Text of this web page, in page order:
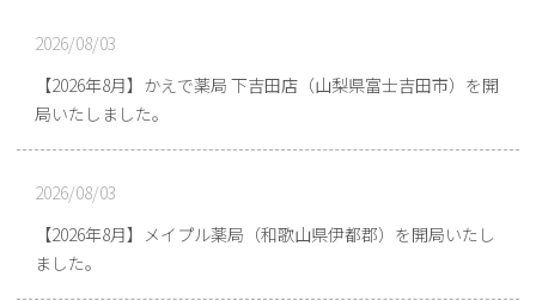
2026/08/03
【2026年8月】かえで薬局 下吉田店（山梨県富士吉田市）を開
局いたしました。
2026/08/03
【2026年8月】メイプル薬局（和歌山県伊都郡）を開局いたし
ました。